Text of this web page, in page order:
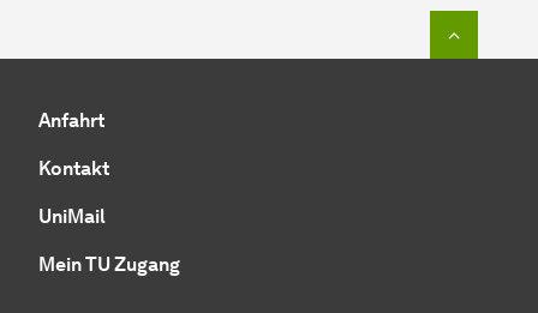
Anfahrt
Kontakt
UniMail
Mein TU Zugang